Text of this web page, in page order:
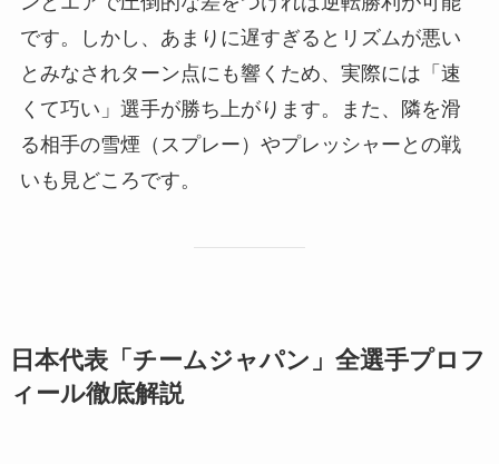
です。しかし、あまりに遅すぎるとリズムが悪い
とみなされターン点にも響くため、実際には「速
くて巧い」選手が勝ち上がります。また、隣を滑
る相手の雪煙（スプレー）やプレッシャーとの戦
いも見どころです。
日本代表「チームジャパン」全選手プロフ
ィール徹底解説